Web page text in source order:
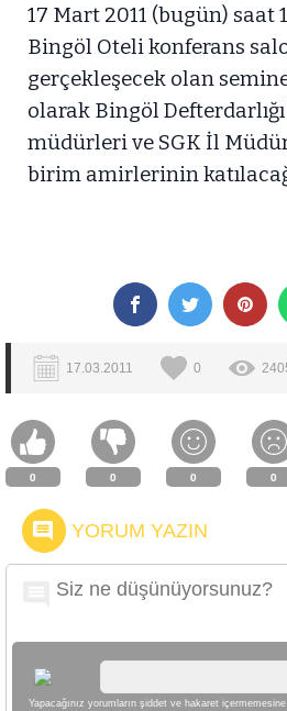
17 Mart 2011 (bugün) saat
Bingöl Oteli konferans
gerçekleşecek olan
olarak Bingöl
müdürleri ve SGK İl
birim amirlerinin
17.03.2011 0
0 0 0 0
YORUM YAZIN
Yapacağınız yorumların şiddet ve hakaret